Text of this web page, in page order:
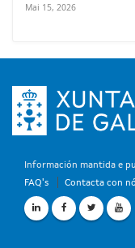
Mai 15, 2026
Información mantida e
FAQ's
Contacta con